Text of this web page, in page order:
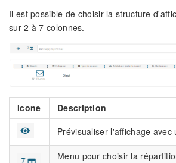
Il est possible de choisir la structure
sur 2 à 7 colonnes.
Icone
Description
Prévisualiser l'affichage avec
Menu pour choisir la